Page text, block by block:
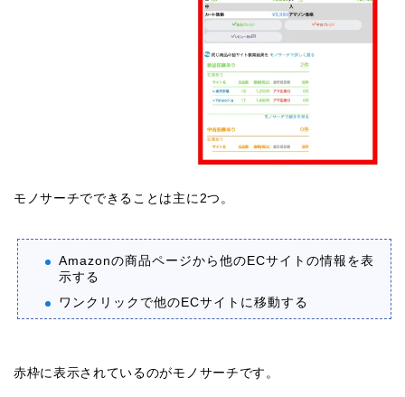
モノサーチでできることは主に2つ。
Amazonの商品ページから他のECサイトの情報を表
示する
ワンクリックで他のECサイトに移動する
赤枠に表示されているのがモノサーチです。